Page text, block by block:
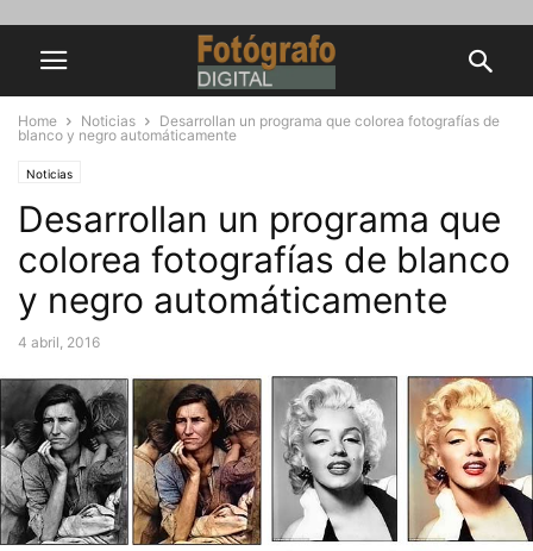
Home Noticias
Desarrollan un programa que colorea fotografías de
blanco y negro automáticamente
Noticias
Desarrollan un programa que
colorea fotografías de blanco
y negro automáticamente
4 abril, 2016